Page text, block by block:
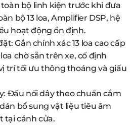
bộ linh kiện trước khi đưa
bộ 13 loa, Amplifier DSP, hệ
hoạt động ổn định.
Gắn chính xác 13 loa cao cấp
chờ sẵn trên xe, cố định
trí tối ưu thông thoáng và giấu
Đấu nối dây theo chuẩn cắm
bổ sung vật liệu tiêu âm
tại cánh cửa.